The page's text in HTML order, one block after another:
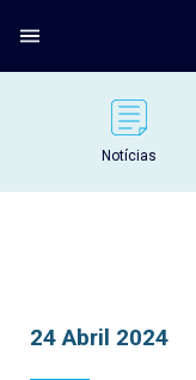
Notícias
24 Abril 2024